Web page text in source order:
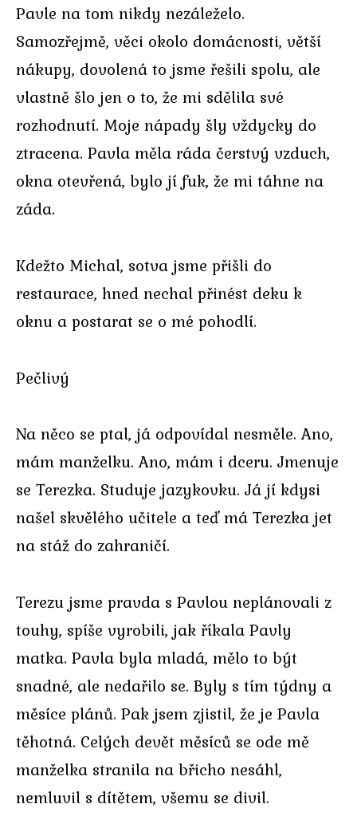
Pavle na tom nikdy nezáleželo.
Samozřejmě, věci okolo domácnosti, větší
nákupy, dovolená to jsme řešili spolu, ale
vlastně šlo jen o to, že mi sdělila své
rozhodnutí. Moje nápady šly vždycky do
ztracena. Pavla měla ráda čerstvý vzduch,
okna otevřená, bylo jí fuk, že mi táhne na
záda.
Kdežto Michal, sotva jsme přišli do
restaurace, hned nechal přinést deku k
oknu a postarat se o mé pohodlí.
Pečlivý
Na něco se ptal, já odpovídal nesměle. Ano,
mám manželku. Ano, mám i dceru. Jmenuje
se Terezka. Studuje jazykovku. Já jí kdysi
našel skvělého učitele a teď má Terezka jet
na stáž do zahraničí.
Terezu jsme pravda s Pavlou neplánovali z
touhy, spíše vyrobili, jak říkala Pavly
matka. Pavla byla mladá, mělo to být
snadné, ale nedařilo se. Byly s tím týdny a
měsíce plánů. Pak jsem zjistil, že je Pavla
těhotná. Celých devět měsíců se ode mě
manželka stranila na břicho nesáhl,
nemluvil s dítětem, všemu se divil.